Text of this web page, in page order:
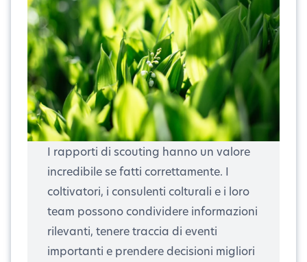
pagamento.
I rapporti di scouting hanno un valore
incredibile se fatti correttamente. I
coltivatori, i consulenti colturali e i loro
team possono condividere informazioni
rilevanti, tenere traccia di eventi
importanti e prendere decisioni migliori